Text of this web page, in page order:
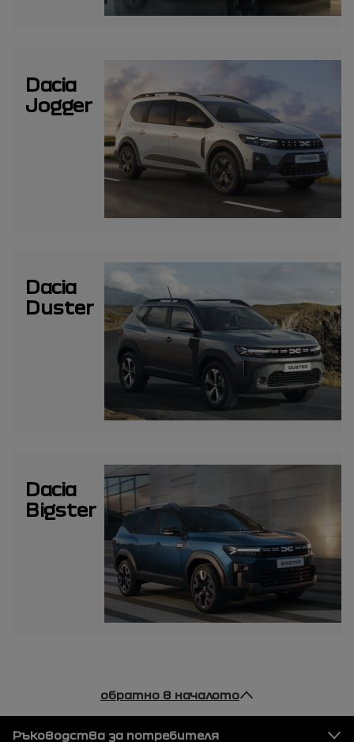
Dacia
Jogger
Dacia
Duster
Dacia
Bigster
обратно в началото
Футер
Ръководства за потребителя